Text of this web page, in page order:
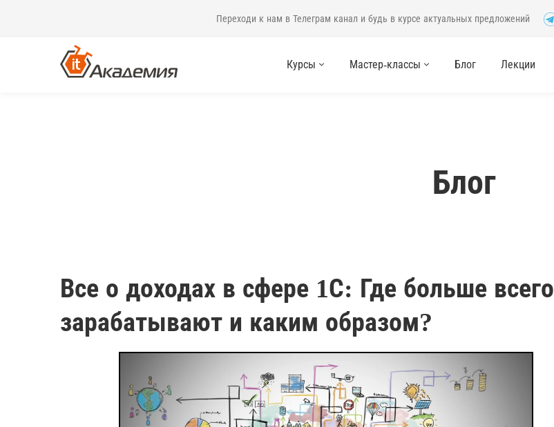
Переходи к нам в Телеграм канал и будь в курсе актуальных предложений
Курсы Мастер-классы Блог Лекции
Блог
Все о доходах в сфере 1С: Где больше всего
зарабатывают и каким образом?